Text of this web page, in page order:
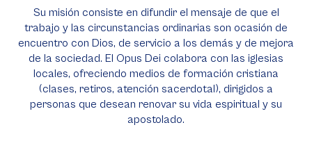
Su misión consiste en difundir el mensaje de que el
trabajo y las circunstancias ordinarias son ocasión de
encuentro con Dios, de servicio a los demás y de mejora
de la sociedad. El Opus Dei colabora con las iglesias
locales, ofreciendo medios de formación cristiana
(clases, retiros, atención sacerdotal), dirigidos a
personas que desean renovar su vida espiritual y su
apostolado.